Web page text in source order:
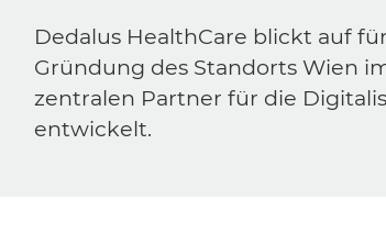
Dedalus HealthCare blickt auf
Gründung des Standorts Wien
zentralen Partner für die
entwickelt.